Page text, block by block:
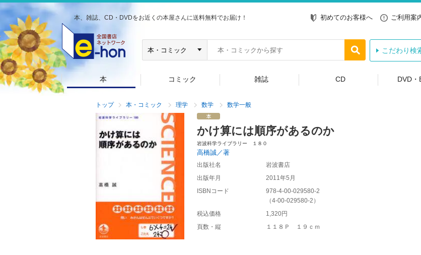
本、雑誌、CD・DVDをお近くの本屋さんに送料無料でお届け！ 初めてのお客様へ ご利用案
こだわり検
本 コミック 雑誌 CD DVD
トップ 本・コミック 理学 数学 数学一般
かけ算には順序があるのか
岩波科学ライブラリー １８０
高橋誠／著
出版社名
岩波書店
出版年月
2011年5月
ISBNコード
978-4-00-029580-2
（4-00-029580-2 ）
税込価格
1,320円
頁数・縦
１１８Ｐ １９ｃｍ